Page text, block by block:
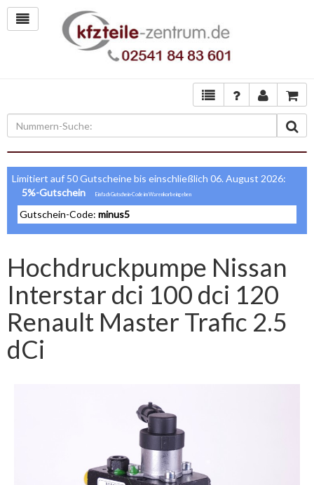
Limitiert auf 50 Gutscheine bis einschließlich 06. August 2026:
5%-Gutschein
Gutschein-Code: minus5
Hochdruckpumpe Nissan
Interstar dci 100 dci 120
Renault Master Trafic 2.5
dCi